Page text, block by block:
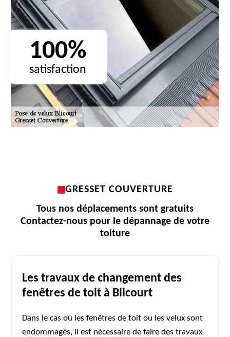
100%
satisfaction
GRESSET COUVERTURE
Tous nos déplacements sont gratuits
Contactez-nous pour le dépannage de votre
toiture
Les travaux de changement des
fenêtres de toit à Blicourt
Dans le cas où les fenêtres de toit ou les velux sont
endommagés, il est nécessaire de faire des travaux